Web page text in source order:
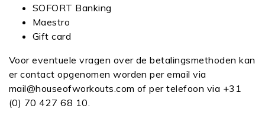
SOFORT Banking
Maestro
Gift card
Voor eventuele vragen over de betalingsmethoden kan
er contact opgenomen worden per email via
mail@houseofworkouts.com of per telefoon via +31
(0) 70 427 68 10.